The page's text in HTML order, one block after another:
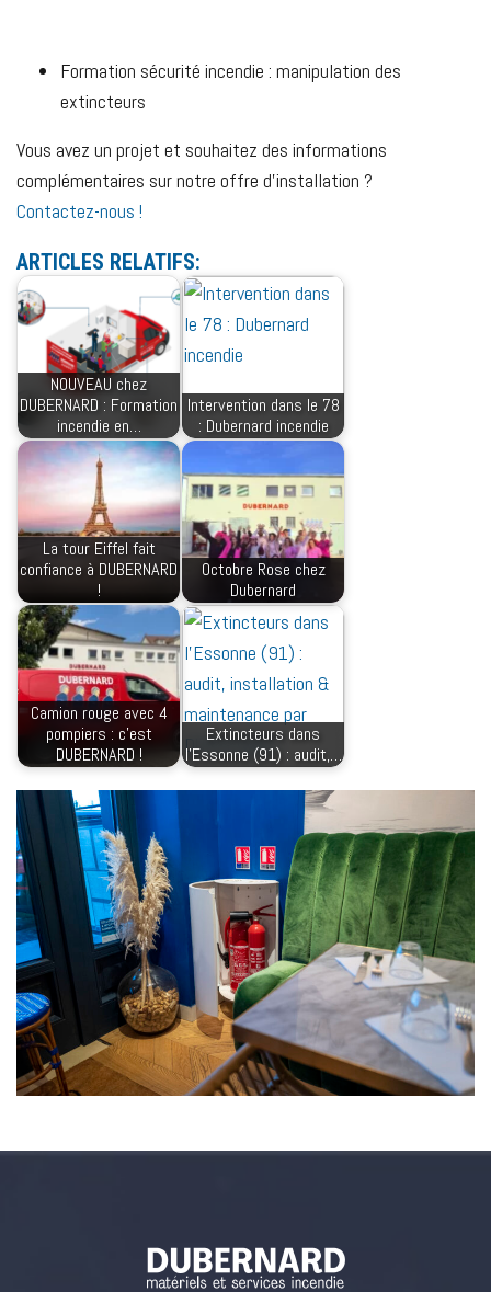
Formation sécurité incendie : manipulation des
extincteurs
Vous avez un projet et souhaitez des informations
complémentaires sur notre offre d’installation ?
Contactez-nous !
ARTICLES RELATIFS:
NOUVEAU chez
DUBERNARD : Formation
incendie en…
Intervention dans le 78
: Dubernard incendie
La tour Eiffel fait
confiance à DUBERNARD
!
Octobre Rose chez
Dubernard
Camion rouge avec 4
pompiers : c’est
DUBERNARD !
Extincteurs dans
l’Essonne (91) : audit,…